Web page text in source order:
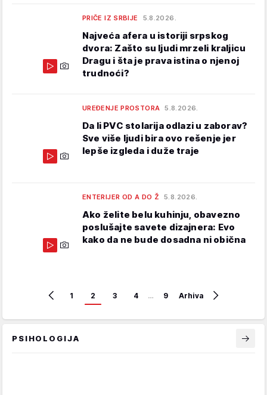
PRIČE IZ SRBIJE 5.8.2026.
Najveća afera u istoriji srpskog
dvora: Zašto su ljudi mrzeli kraljicu
Dragu i šta je prava istina o njenoj
trudnoći?
UREĐENJE PROSTORA 5.8.2026.
Da li PVC stolarija odlazi u zaborav?
Sve više ljudi bira ovo rešenje jer
lepše izgleda i duže traje
ENTERIJER OD A DO Ž 5.8.2026.
Ako želite belu kuhinju, obavezno
poslušajte savete dizajnera: Evo
kako da ne bude dosadna ni obična
1 2 3 4 … 9 Arhiva
PSIHOLOGIJA